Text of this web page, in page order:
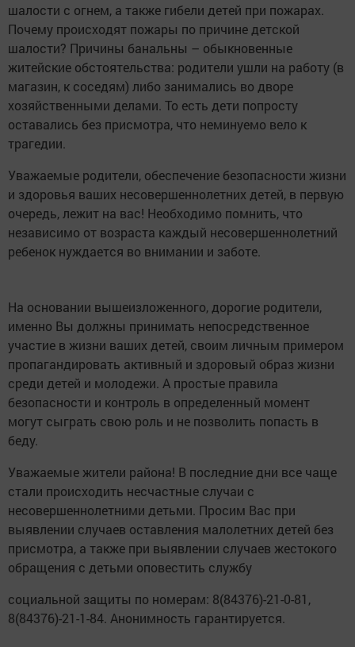
шалости с огнем, а также гибели детей при пожарах.
Почему происходят пожары по причине детской
шалости? Причины банальны – обыкновенные
житейские обстоятельства: родители ушли на работу (в
магазин, к соседям) либо занимались во дворе
хозяйственными делами. То есть дети попросту
оставались без присмотра, что неминуемо вело к
трагедии.
Уважаемые родители, обеспечение безопасности жизни
и здоровья ваших несовершеннолетних детей, в первую
очередь, лежит на вас! Необходимо помнить, что
независимо от возраста каждый несовершеннолетний
ребенок нуждается во внимании и заботе.
На основании вышеизложенного, дорогие родители,
именно Вы должны принимать непосредственное
участие в жизни ваших детей, своим личным примером
пропагандировать активный и здоровый образ жизни
среди детей и молодежи. А простые правила
безопасности и контроль в определенный момент
могут сыграть свою роль и не позволить попасть в
беду.
Уважаемые жители района! В последние дни все чаще
стали происходить несчастные случаи с
несовершеннолетними детьми. Просим Вас при
выявлении случаев оставления малолетних детей без
присмотра, а также при выявлении случаев жестокого
обращения с детьми оповестить службу
социальной защиты по номерам: 8(84376)-21-0-81,
8(84376)-21-1-84. Анонимность гарантируется.